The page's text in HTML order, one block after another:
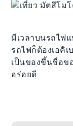
มีเวลาบนรถไฟ
รถไฟก็ต้องเอคิ
เป็นของขึ้นชื่อข
อร่อยดี